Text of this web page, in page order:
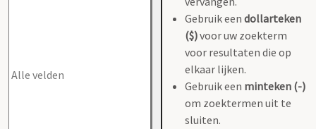
Gebruik een dollarteken
($)voor uw zoekterm
voor resultaten die op
elkaar lijken.
Gebruik een minteken (-)
om zoektermen uit te
sluiten.